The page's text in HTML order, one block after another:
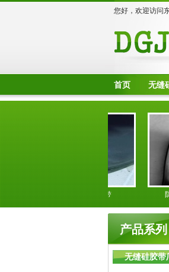
您好，欢迎访问
首页 无缝
皮革湿法输送带 防静电
产品系列
无缝硅胶带